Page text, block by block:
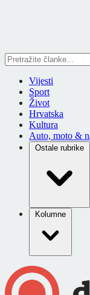
Vijesti
Sport
Život
Hrvatska
Kultura
Auto, moto &
Ostale rubrike
Kolumne